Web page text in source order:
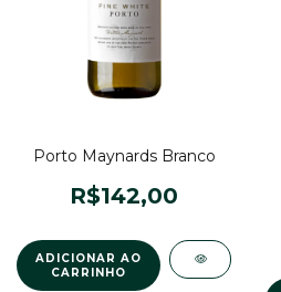
Porto Maynards Branco
R$142,00